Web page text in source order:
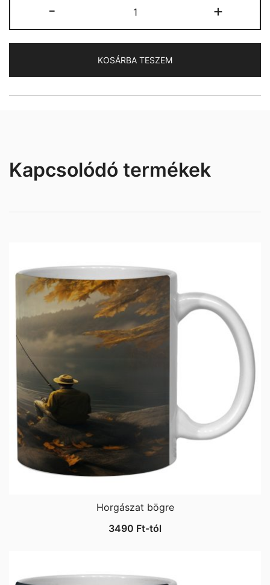
-
bögre
mennyiség
+
KOSÁRBA TESZEM
Kapcsolódó termékek
Horgászat bögre
3490 Ft-tól